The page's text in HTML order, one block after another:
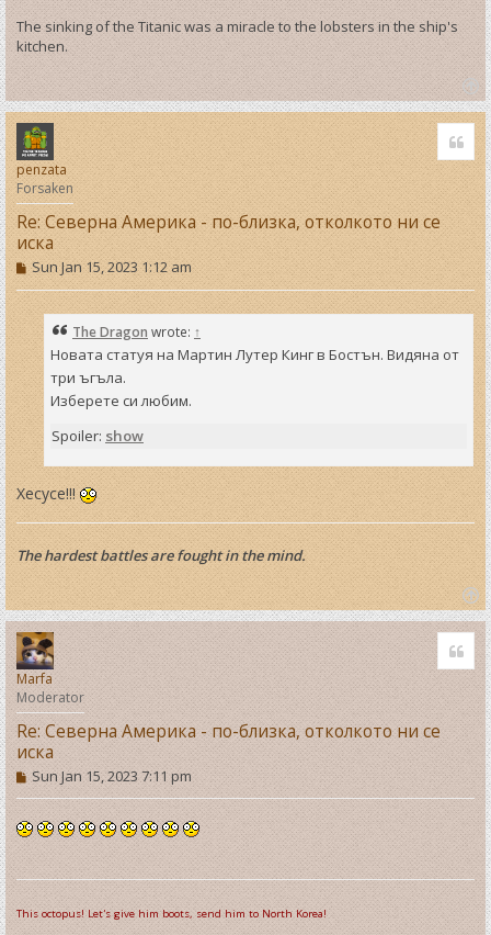
The sinking of the Titanic was a miracle to the lobsters in the ship's
kitchen.
T
o
p
penzata
Forsaken
Re: Северна Америка - по-близка, отколкото ни се
иска
P
o
s
t
Sun Jan 15, 2023 1:12 am
The Dragon wrote: ↑
Новата статуя на Мартин Лутер Кинг в Бостън. Видяна от
три ъгъла.
Изберете си любим.
Spoiler: show
Хесусе!!!
The hardest battles are fought in the mind.
T
o
p
Marfa
Moderator
Re: Северна Америка - по-близка, отколкото ни се
иска
P
o
s
t
Sun Jan 15, 2023 7:11 pm
This octopus! Let's give him boots, send him to North Korea!